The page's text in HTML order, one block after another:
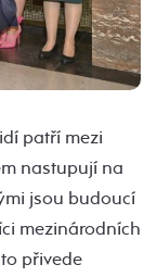
patří mezi
nastupují na
jsou budoucí
mezinárodních
přivede